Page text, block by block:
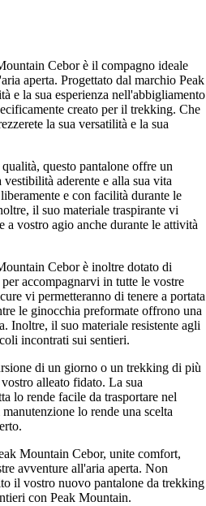
Cebor è il compagno ideale
aperta. Progettato dal marchio Peak
e la sua esperienza nell'abbigliamento
creato per il trekking. Che
la sua versatilità e la sua
questo pantalone offre un
aderente e alla sua vita
e con facilità durante le
il suo materiale traspirante vi
a vostro agio anche durante le attività
Cebor è inoltre dotato di
accompagnarvi in tutte le vostre
vi permetteranno di tenere a portata
le ginocchia preformate offrono una
Inoltre, il suo materiale resistente agli
incontrati sui sentieri.
di un giorno o un trekking di più
alleato fidato. La sua
lo rende facile da trasportare nel
lo rende una scelta
Mountain Cebor, unite comfort,
avventure all'aria aperta. Non
il vostro nuovo pantalone da trekking
con Peak Mountain.